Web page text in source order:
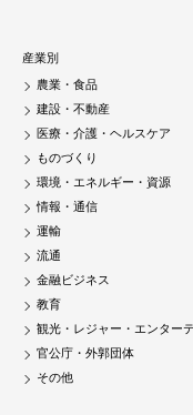
産業別
農業・食品
建設・不動産
医療・介護・ヘルスケア
ものづくり
環境・エネルギー・資源
情報・通信
運輸
流通
金融ビジネス
教育
観光・レジャー・エンター
官公庁・外郭団体
その他